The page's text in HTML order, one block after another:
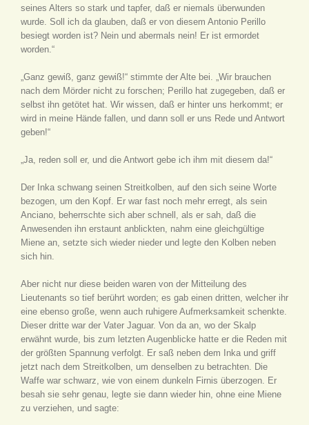
seines Alters so stark und tapfer, daß er niemals überwunden
wurde. Soll ich da glauben, daß er von diesem Antonio Perillo
besiegt worden ist? Nein und abermals nein! Er ist ermordet
worden.“
„Ganz gewiß, ganz gewiß!“ stimmte der Alte bei. „Wir brauchen
nach dem Mörder nicht zu forschen; Perillo hat zugegeben, daß er
selbst ihn getötet hat. Wir wissen, daß er hinter uns herkommt; er
wird in meine Hände fallen, und dann soll er uns Rede und Antwort
geben!“
„Ja, reden soll er, und die Antwort gebe ich ihm mit diesem da!“
Der Inka schwang seinen Streitkolben, auf den sich seine Worte
bezogen, um den Kopf. Er war fast noch mehr erregt, als sein
Anciano, beherrschte sich aber schnell, als er sah, daß die
Anwesenden ihn erstaunt anblickten, nahm eine gleichgültige
Miene an, setzte sich wieder nieder und legte den Kolben neben
sich hin.
Aber nicht nur diese beiden waren von der Mitteilung des
Lieutenants so tief berührt worden; es gab einen dritten, welcher ihr
eine ebenso große, wenn auch ruhigere Aufmerksamkeit schenkte.
Dieser dritte war der Vater Jaguar. Von da an, wo der Skalp
erwähnt wurde, bis zum letzten Augenblicke hatte er die Reden mit
der größten Spannung verfolgt. Er saß neben dem Inka und griff
jetzt nach dem Streitkolben, um denselben zu betrachten. Die
Waffe war schwarz, wie von einem dunkeln Firnis überzogen. Er
besah sie sehr genau, legte sie dann wieder hin, ohne eine Miene
zu verziehen, und sagte: